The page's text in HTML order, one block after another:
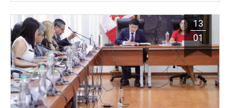
13
01